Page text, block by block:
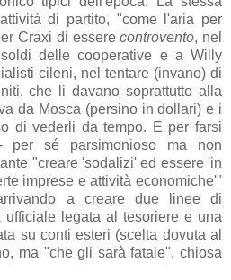
di partito, "come l'aria per
Craxi di esserecontrovento, nel
delle cooperative e a Willy
cileni, nel tentare (invano) di
che li davano soprattutto alla
da Mosca (persino in dollari) e i
di vederli da tempo. E per farsi
sé parsimonioso ma non
"creare 'sodalizi' ed essere 'in
imprese e attività economiche'"
a creare due linee di
ufficiale legata al tesoriere e una
su conti esteri (scelta dovuta al
ma "che gli sarà fatale", chiosa